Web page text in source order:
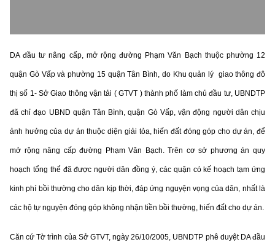
DA đầu tư nâng cấp, mở rộng đường Phạm Văn Bạch thuộc phường 12
quận Gò Vấp và phường 15 quận Tân Bình, do Khu quản lý giao thông đô
thị số 1- Sở Giao thông vận tải ( GTVT ) thành phố làm chủ đầu tư, UBNDTP
đã chỉ đạo UBND quận Tân Bình, quận Gò Vấp, vận động người dân chịu
ảnh hưởng của dự án thuộc diện giải tỏa, hiến đất đóng góp cho dự án, để
mở rộng nâng cấp đường Phạm Văn Bạch. Trên cơ sở phương án quy
hoạch tổng thể đã được người dân đồng ý, các quận có kế hoạch tạm ứng
kinh phí bồi thường cho dân kịp thời, đáp ứng nguyện vọng của dân, nhất là
các hộ tự nguyện đóng góp không nhận tiền bồi thường, hiến đất cho dự án.
Căn cứ Tờ trình của Sở GTVT, ngày 26/10/2005, UBNDTP phê duyệt DA đầu